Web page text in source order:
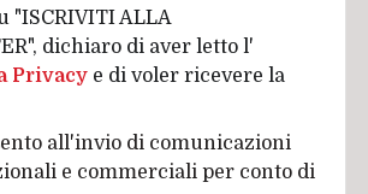
"ISCRIVITI ALLA
dichiaro di aver letto l'
Privacy e di voler ricevere la
all'invio di comunicazioni
e commerciali per conto di